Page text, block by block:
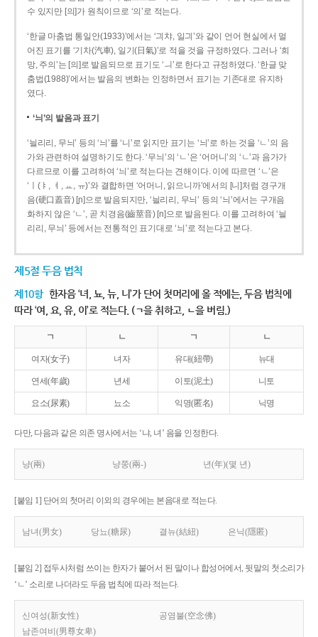
수 있지만 [의]가 원칙이므로 ‘의’로 적는다.
‘한글 마춤법 통일안(1933)’에서는 ‘긔챠, 일긔’와 같이 언어 현실에서 멀
어진 표기를 ‘기차(汽車), 일기(日氣)’로 적을 것을 규정하였다. 그러나 ‘희
망, 주의’는 [의]로 발음되므로 표기도 ‘ㅢ’로 한다고 규정하였다. ‘한글 맞
춤법(1988)’에서는 발음의 변화는 인정하면서 표기는 기존대로 유지하
였다.
‘늬’의 발음과 표기
‘늴리리, 무늬’ 등의 ‘늬’를 ‘니’로 읽지만 표기는 ‘늬’로 하는 것을 ‘ㄴ’의 음
가와 관련하여 설명하기도 한다. ‘무늬’의 ‘ㄴ’은 ‘어머니’의 ‘ㄴ’과 음가가
다르므로 이를 고려하여 ‘늬’로 적는다는 견해이다. 이에 따르면 ‘ㄴ’은
‘ㅣ(ㅑ, ㅕ, ㅛ, ㅠ)’와 결합하면 ‘어머니, 읽으니까’에서의 [니]처럼 경구개
음(硬口蓋音) [ɲ]으로 발음되지만, ‘늴리리, 무늬’ 등의 ‘늬’에서는 구개음
화하지 않은 ‘ㄴ’, 곧 치경음(齒莖音) [n]으로 발음된다. 이를 고려하여 ‘늴
리리, 무늬’ 등에서는 전통적인 표기대로 ‘늬’로 적는다고 본다.
제5절 두음 법칙
제10항 한자음 ‘녀, 뇨, 뉴, 니’가 단어 첫머리에 올 적에는, 두음 법칙에
따라 ‘여, 요, 유, 이’로 적는다. (ㄱ을 취하고, ㄴ을 버림.)
ㄱ ㄴ ㄱ ㄴ
여자(女子) 녀자 유대(紐帶) 뉴대
연세(年歲) 년세 이토(泥土) 니토
요소(尿素) 뇨소 익명(匿名) 닉명
다만, 다음과 같은 의존 명사에서는 ‘냐, 녀’ 음을 인정한다.
냥(兩) 냥쭝(兩-) 년(年)(몇 년)
[붙임 1] 단어의 첫머리 이외의 경우에는 본음대로 적는다.
남녀(男女) 당뇨(糖尿) 결뉴(結紐) 은닉(隱匿)
[붙임 2] 접두사처럼 쓰이는 한자가 붙어서 된 말이나 합성어에서, 뒷말의 첫소리가
‘ㄴ’ 소리로 나더라도 두음 법칙에 따라 적는다.
신여성(新女性)
공염불(空念佛)
남존여비(男尊女卑)